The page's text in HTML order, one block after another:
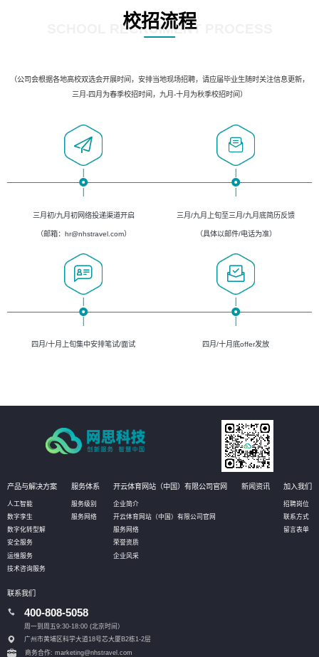
校招流程
SCHOOL RECRUIMENT PROCESS
（公司会根据各地高校双选会开展时间，安排当地现场招聘，请应届毕业生随时关注信息更新，
三月-四月为春季校招时间，九月-十月为秋季校招时间）
三月初/九月初网络投递渠道开启
（邮箱：hr@nhstravel.com）
三月/九月上旬至三月/九月底简历反馈
（具体以邮件/电话为准）
四月/十月上旬集中安排笔试/面试 四月/十月底offer发放
产品与解决方案
人工智能
数字孪生
数字化转型解
安全服务
运维服务
技术咨询服务
服务体系
服务级别
服务网络
开云体育网站（中国）有限公司官网
企业简介
开云体育网站（中国）有限公司官网
服务网络
荣誉资质
企业风采
新闻资讯 加入我们
招聘岗位
联系方式
留言表单
联系我们
400-808-5058
周一到周五9:30-18:00 (北京时间）
广州市黄埔区科学大道18号芯大厦B2栋1-2层
商务合作: marketing@nhstravel.com